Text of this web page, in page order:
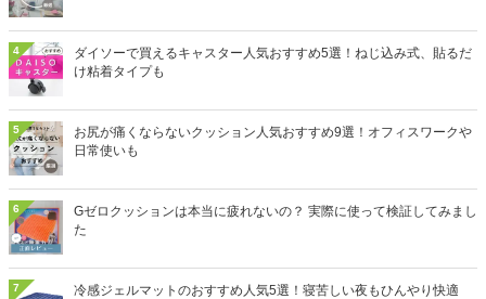
4
ダイソーで買えるキャスター人気おすすめ5選！ねじ込み式、貼るだ
け粘着タイプも
5
お尻が痛くならないクッション人気おすすめ9選！オフィスワークや
日常使いも
6
Gゼロクッションは本当に疲れないの？ 実際に使って検証してみまし
た
7
冷感ジェルマットのおすすめ人気5選！寝苦しい夜もひんやり快適